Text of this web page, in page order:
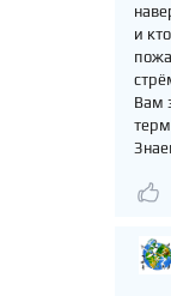
и
Вам